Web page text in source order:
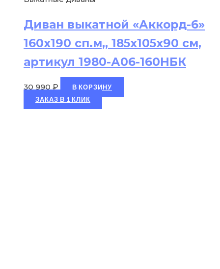
Диван выкатной «Аккорд-6»
160х190 сп.м,, 185х105х90 см,
артикул 1980-А06-160НБК
30 990 ₽
В КОРЗИНУ
ЗАКАЗ В 1 КЛИК